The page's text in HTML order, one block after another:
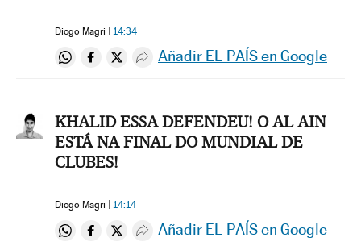
Diogo Magri 14:34
Compartir en Whatsapp
Compartir en Facebook
Compartir en Twitter
Desplegar Redes Sociales
Añadir EL PAÍS en Google
KHALID ESSA DEFENDEU! O AL AIN
ESTÁ NA FINAL DO MUNDIAL DE
CLUBES!
Diogo Magri 14:14
Compartir en Whatsapp
Compartir en Facebook
Compartir en Twitter
Desplegar Redes Sociales
Añadir EL PAÍS en Google